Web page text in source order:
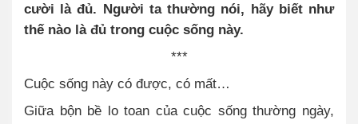
cười là đủ. Người ta thường nói, hãy biết như
thế nào là đủ trong cuộc sống này.
***
Cuộc sống này có được, có mất…
Giữa bộn bề lo toan của cuộc sống thường ngày,